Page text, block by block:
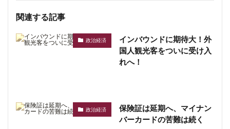
関連する記事
政治経済
インバウンドに期待大！外
国人観光客をついに受け入
れへ！
政治経済
保険証は延期へ、マイナン
バーカードの苦難は続く